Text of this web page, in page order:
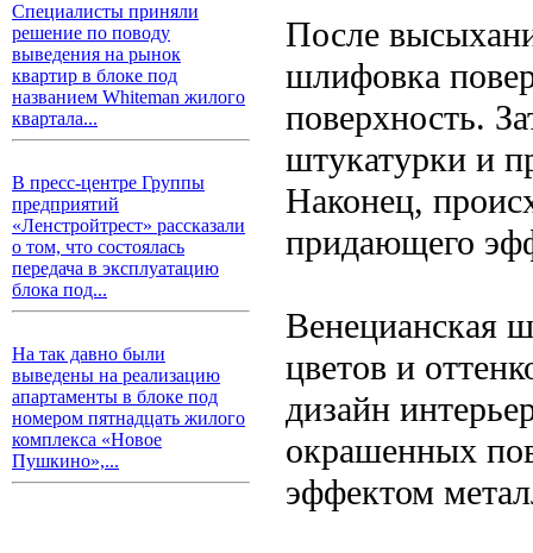
Специалисты приняли
решение по поводу
выведения на рынок
квартир в блоке под
названием Whiteman жилого
квартала...
В пресс-центре Группы
предприятий
«Ленстройтрест» рассказали
о том, что состоялась
передача в эксплуатацию
блока под...
На так давно были
выведены на реализацию
апартаменты в блоке под
номером пятнадцать жилого
комплекса «Новое
Пушкино»,...
После
шлифовка
поверхность.
штукатурки и
Наконец,
придающего
Венецианская
цветов и
дизайн
окрашенных
эффектом